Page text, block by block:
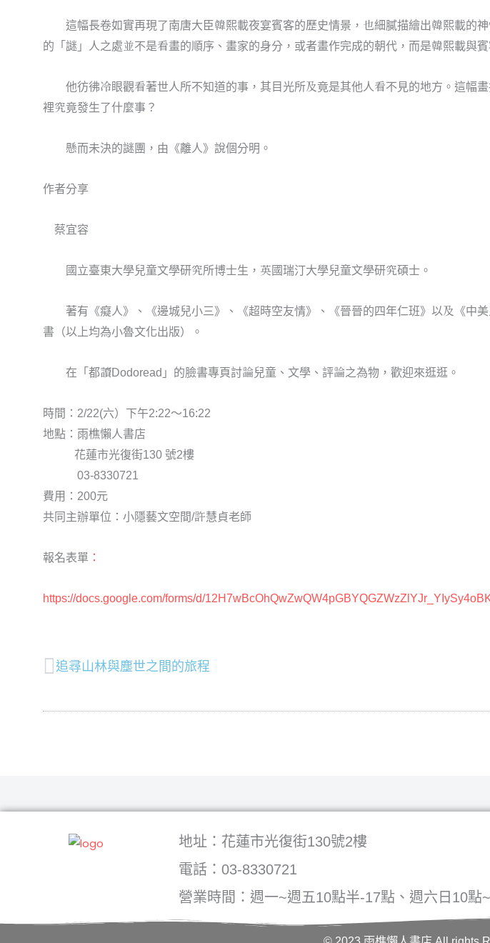
這幅長卷如實再現了南唐大臣韓熙載夜宴賓客的歷史情景，也細膩描繪出韓熙載的神
的「謎」人之處並不是看畫的順序、畫家的身分，或者畫作完成的朝代，而是韓熙載與
他彷彿冷眼觀看著世人所不知道的事，其目光所及竟是其他人看不見的地方。這幅
裡究竟發生了什麼事？
懸而未決的謎團，由《離人》說個分明。
作者分享
蔡宜容
國立臺東大學兒童文學研究所博士生，英國瑞汀大學兒童文學研究碩士。
著有《癡人》、《邊城兒小三》、《超時空友情》、《晉晉的四年仁班》以及《中
書（以上均為小魯文化出版）。
在「都讀Dodoread」的臉書專頁討論兒童、文學、評論之為物，歡迎來逛逛。
時間：2/22(六）下午2:22～16:22
地點：雨樵懶人書店
花蓮市光復街130 號2樓
03-8330721
費用：200元
共同主辦單位：小隱藝文空間/許慧貞老師
報名表單 ：
https://docs.google.com/forms/d/
上一頁
追尋山林與塵世之間的旅程
地址：花蓮市光復街130號2樓
電話：03-8330721
營業時間：週一~週五10點半-17點、週六日10點